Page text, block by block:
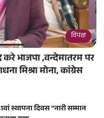
विपक्ष
भाजपा ,वन्देमातरम पर
मिश्रा मोना, कांग्रेस
स्थापना दिवस “नारी सम्मान